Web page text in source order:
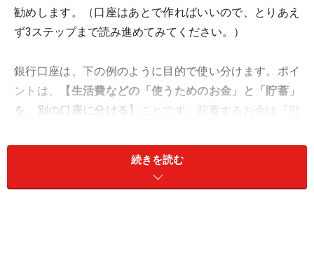
勧めします。（口座はあとで作ればいいので、とりあえ
ず3ステップまで読み進めてみてください。）
銀行口座は、下の例のように目的で使い分けます。ポイ
ントは、
【生活費などの「使うためのお金」と「貯蓄」
を、別の口座に分ける】
ことです。貯蓄するお金は「引
ないようにしましょう。入金は通帳があればできますの
で不便はありません。下表は、目的別の口座使い分け例
です。
続きを読む